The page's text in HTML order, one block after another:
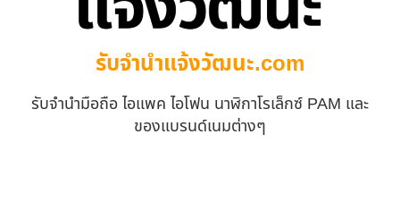
รับจํานําแจ้งวัฒนะ.com
รับจำนำมือถือ ไอแพค ไอโฟน นาฬิกาโรเล็กซ์ PAM และ
ของแบรนด์เนมต่างๆ